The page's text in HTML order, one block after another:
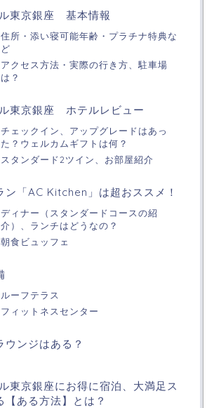
東京銀座 基本情報
住所・添い寝可能年齢・プラチナ特典な
ど
アクセス方法・実際の行き方、駐車場
は？
東京銀座 ホテルレビュー
チェックイン、アップグレードはあっ
た？ウェルカムギフトは何？
スタンダード2ツイン、お部屋紹介
ン「AC Kitchen」は超おススメ！
ディナー（スタンダードコースの紹
介）、ランチはどうなの？
朝食ビュッフェ
ルーフテラス
フィットネスセンター
ウンジはある？
東京銀座にお得に宿泊、大満足ス
【ある方法】とは？